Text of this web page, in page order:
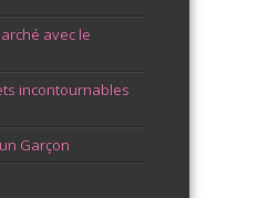
avec le
incontournables
Garçon